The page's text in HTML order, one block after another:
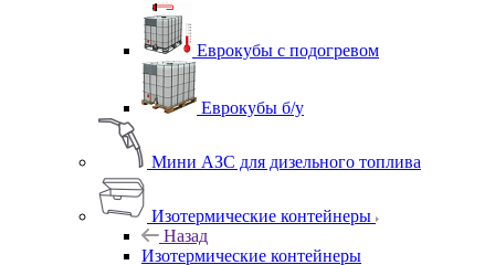
Еврокубы с подогревом
Еврокубы б/у
Мини АЗС для дизельного топлива
Изотермические контейнеры
Назад
Изотермические контейнеры